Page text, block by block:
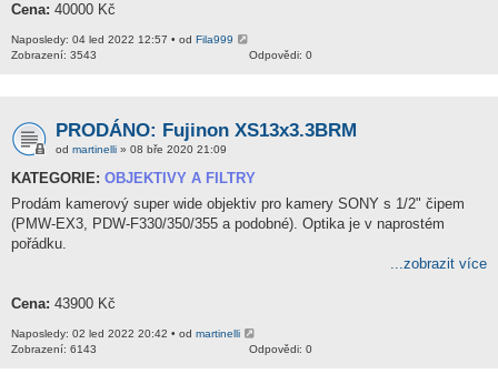
Cena: 40000 Kč
Naposledy: 04 led 2022 12:57 • od Fila999
Odpovědi: 0
Zobrazení: 3543
PRODÁNO: Fujinon XS13x3.3BRM
od martinelli » 08 bře 2020 21:09
KATEGORIE: OBJEKTIVY A FILTRY
Prodám kamerový super wide objektiv pro kamery SONY s 1/2" čipem
(PMW-EX3, PDW-F330/350/355 a podobné). Optika je v naprostém
pořádku.
...zobrazit více
Cena: 43900 Kč
Naposledy: 02 led 2022 20:42 • od martinelli
Odpovědi: 0
Zobrazení: 6143